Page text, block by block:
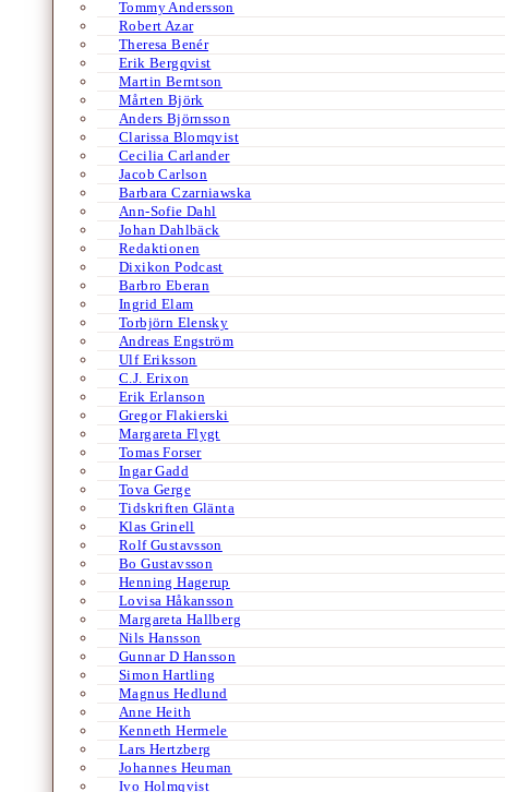
Tommy Andersson
Robert Azar
Theresa Benér
Erik Bergqvist
Martin Berntson
Mårten Björk
Anders Björnsson
Clarissa Blomqvist
Cecilia Carlander
Jacob Carlson
Barbara Czarniawska
Ann-Sofie Dahl
Johan Dahlbäck
Redaktionen
Dixikon Podcast
Barbro Eberan
Ingrid Elam
Torbjörn Elensky
Andreas Engström
Ulf Eriksson
C.J. Erixon
Erik Erlanson
Gregor Flakierski
Margareta Flygt
Tomas Forser
Ingar Gadd
Tova Gerge
Tidskriften Glänta
Klas Grinell
Rolf Gustavsson
Bo Gustavsson
Henning Hagerup
Lovisa Håkansson
Margareta Hallberg
Nils Hansson
Gunnar D Hansson
Simon Hartling
Magnus Hedlund
Anne Heith
Kenneth Hermele
Lars Hertzberg
Johannes Heuman
Ivo Holmqvist